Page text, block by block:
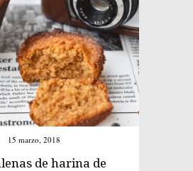
15 marzo, 2018
de harina de